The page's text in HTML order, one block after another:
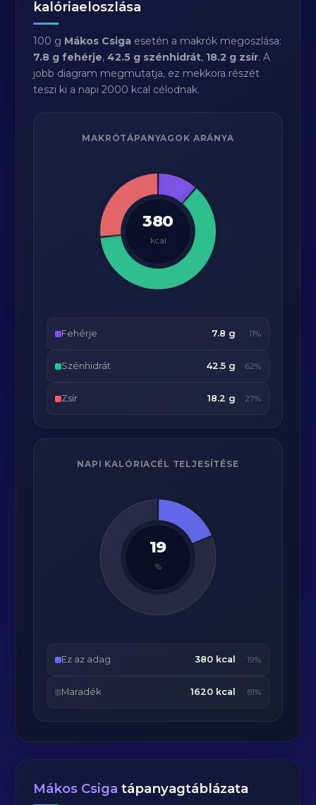
kalóriaeloszlása
100 g Mákos Csiga esetén a makrók megoszlása:
7.8 g fehérje,42.5 g szénhidrát, 18.2 g zsír. A
jobb diagram megmutatja, ez mekkora részét
teszi ki a napi 2000 kcal célodnak.
MAKRÓTÁPANYAGOK ARÁNYA
380
kcal
Fehérje 7.8 g 11%
Szénhidrát 42.5 g 62%
Zsír 18.2 g 27%
NAPI KALÓRIACÉL TELJESÍTÉSE
19
%
Ez az adag 380 kcal 19%
Maradék 1620 kcal 81%
Mákos Csiga tápanyagtáblázata